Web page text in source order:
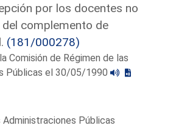
por los docentes no
complemento de
(181/000278)
Comisión de Régimen de las
Públicas el 30/05/1990
Administraciones Públicas